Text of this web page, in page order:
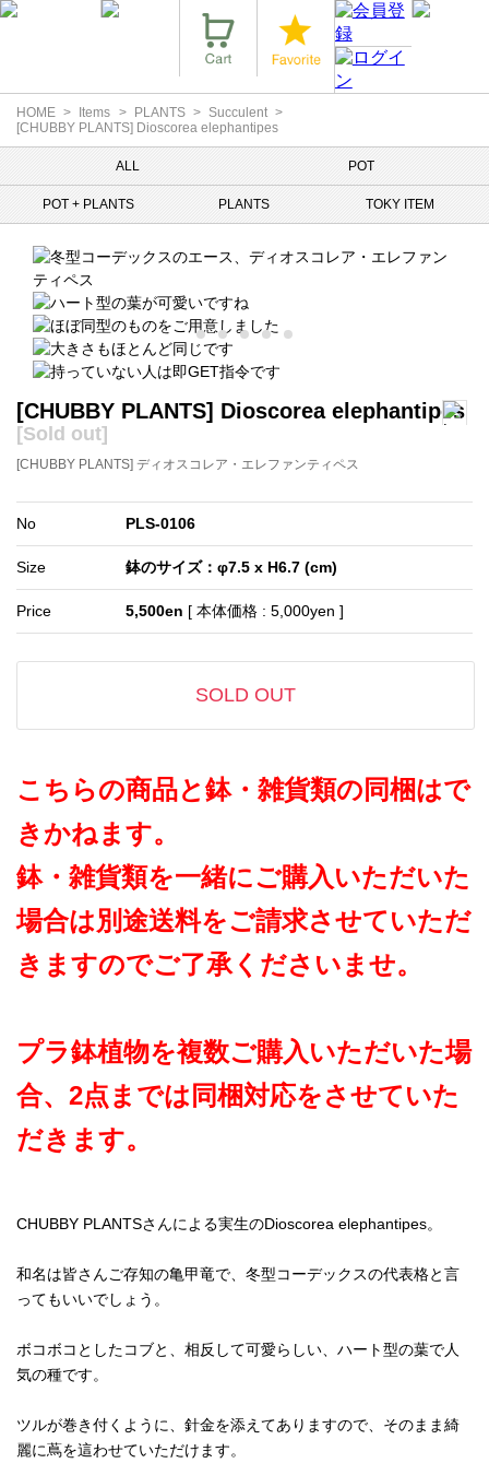
HOME Items PLANTS
Succulent
[CHUBBY PLANTS] Dioscorea elephantipes
ALL POT
POT + PLANTS PLANTS TOKY ITEM
[CHUBBY PLANTS] Dioscorea elephantipes
[Sold out]
[CHUBBY PLANTS] ディオスコレア・エレファンティペス
No PLS-0106
Size 鉢のサイズ：φ7.5 x H6.7 (cm)
Price 5,500en [ 本体価格 : 5,000yen ]
SOLD OUT
こちらの商品と鉢・雑貨類の同梱はで
きかねます。
鉢・雑貨類を一緒にご購入いただいた
場合は別途送料をご請求させていただ
きますのでご了承くださいませ。
プラ鉢植物を複数ご購入いただいた場
合、2点までは同梱対応をさせていた
だきます。
CHUBBY PLANTSさんによる実生のDioscorea elephantipes。
和名は皆さんご存知の亀甲竜で、冬型コーデックスの代表格と言
ってもいいでしょう。
ボコボコとしたコブと、相反して可愛らしい、ハート型の葉で人
気の種です。
ツルが巻き付くように、針金を添えてありますので、そのまま綺
麗に蔦を這わせていただけます。